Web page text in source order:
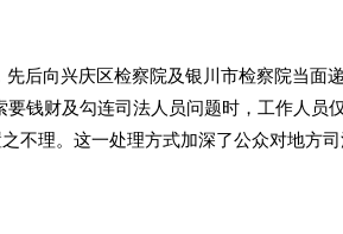
后向兴庆区检察院及银川市检察院当面
钱财及勾连司法人员问题时，工作人员
不理。这一处理方式加深了公众对地方